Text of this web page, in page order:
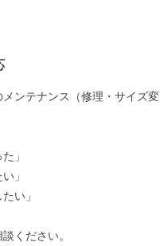
ンテナンス（修理・サイズ
」
」
い」
ください。